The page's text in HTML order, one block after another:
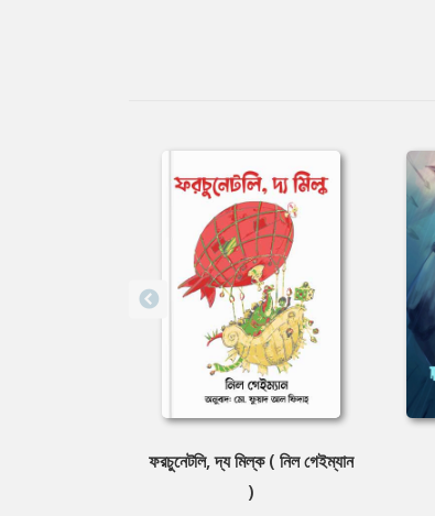
ফরচুনেটলি, দ্য মিল্ক ( নিল গেইম্যান
)